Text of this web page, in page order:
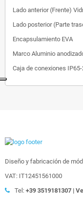
Lado anterior (Frente)
Lado posterior (Parte
Encapsulamiento EVA
Marco Aluminio
Caja de conexiones
Diseño y fabricación de
VAT: IT12451561000
Tel: +39 3519181307 |